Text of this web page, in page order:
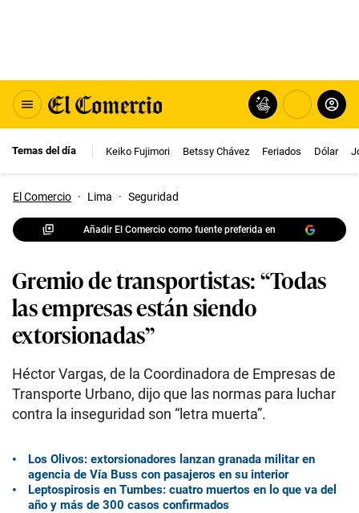
Temas del día Keiko Fujimori Betssy Chávez Feriados Dólar
El Comercio · Lima · Seguridad
Añadir El Comercio como fuente preferida en
Gremio de transportistas: “Todas
las empresas están siendo
extorsionadas”
Héctor Vargas, de la Coordinadora de Empresas de
Transporte Urbano, dijo que las normas para luchar
contra la inseguridad son “letra muerta”.
Los Olivos: extorsionadores lanzan granada militar en
agencia de Vía Buss con pasajeros en su interior
Leptospirosis en Tumbes: cuatro muertos en lo que va del
año y más de 300 casos confirmados